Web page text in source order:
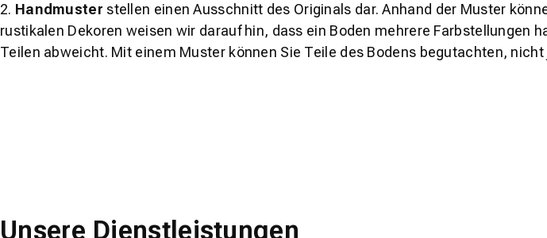
2. Handmuster stellen einen Ausschnitt des Originals dar. Anhand der Muster
rustikalen Dekoren weisen wir darauf hin, dass ein Boden mehrere Farbstellungen
Teilen abweicht. Mit einem Muster können Sie Teile des Bodens begutachten,
Unsere Dienstleistungen